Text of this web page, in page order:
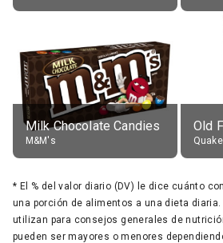
Milk Chocolate Candies
M&M's
Old
* El % del valor diario (DV) le dice cuánto
una porción de alimentos a una dieta
utilizan para consejos generales de
pueden ser mayores o menores